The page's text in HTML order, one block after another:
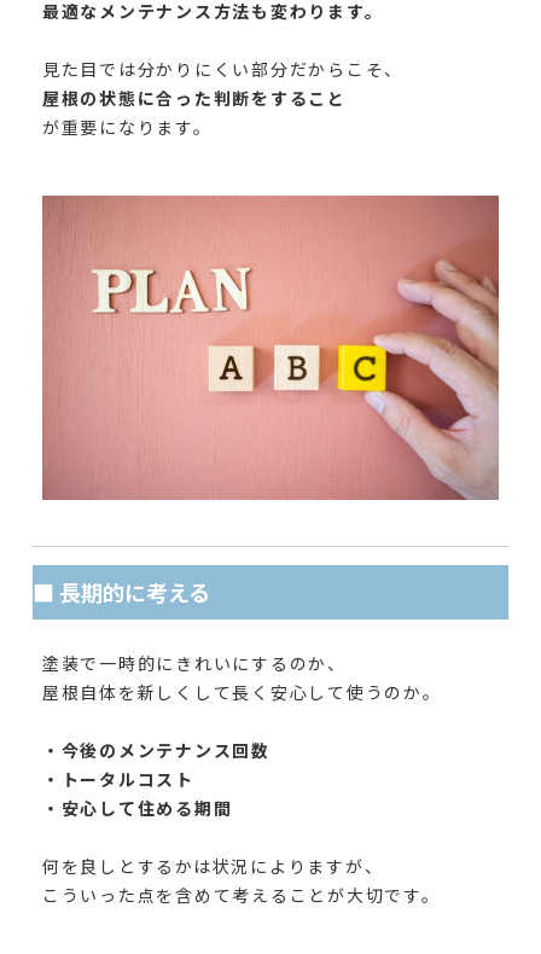
最適なメンテナンス方法も変わります。
見た目では分かりにくい部分だからこそ、
屋根の状態に合った判断をすること
が重要になります。
■ 長期的に考える
塗装で一時的にきれいにするのか、
屋根自体を新しくして長く安心して使うのか。
・今後のメンテナンス回数
・トータルコスト
・安心して住める期間
何を良しとするかは状況によりますが、
こういった点を含めて考えることが大切です。